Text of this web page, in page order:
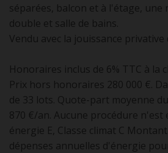
séparées, balcon et à l'étage, une
double et salle de bains.
Vendu avec la jouissance privative
Honoraires inclus de 6% TTC à la
Prix hors honoraires 280 000 €.
de 33 lots. Quote-part moyenne
870 €/an. Aucune procédure n'est
énergie E, Classe climat C
dépenses annuelles d'énergie